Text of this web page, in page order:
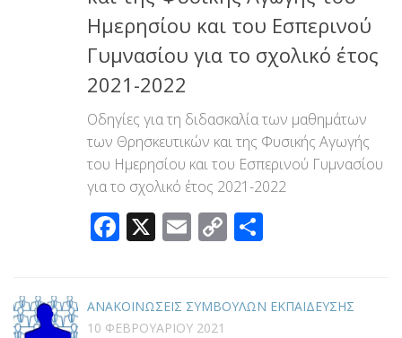
Ημερησίου και του Εσπερινού
Γυμνασίου για το σχολικό έτος
2021-2022
Οδηγίες για τη διδασκαλία των μαθημάτων
των Θρησκευτικών και της Φυσικής Αγωγής
του Ημερησίου και του Εσπερινού Γυμνασίου
για το σχολικό έτος 2021-2022
Facebook
X Email
Copy
ΑΝΑΚΟΙΝΩΣΕΙΣ ΣΥΜΒΟΥΛΩΝ ΕΚΠΑΙΔΕΥΣΗΣ
10 ΦΕΒΡΟΥΑΡΊΟΥ 2021